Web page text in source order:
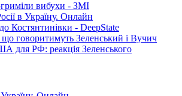
вибухи - ЗМІ
в Україну. Онлайн
Костянтинівки - DeepState
говоритимуть Зеленський і Вучич
для РФ: реакція Зеленського